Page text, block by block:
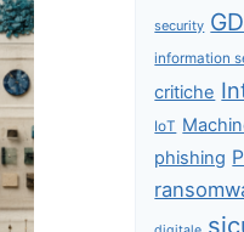
security
information
critiche
IoT
phishing